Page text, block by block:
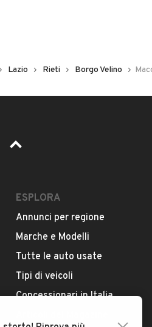
Lazio Rieti Borgo Velino
ESPLORA
Annunci per regione
Marche e Modelli
Tutte le auto usate
Tipi di veicoli
Concessionari in Italia